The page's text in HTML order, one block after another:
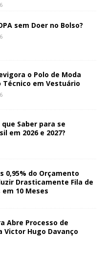
sem Doer no Bolso?
o Polo de Moda
Técnico em Vestuário
que Saber para se
em 2026 e 2027?
0,95% do Orçamento
Drasticamente Fila de
10 Meses
Abre Processo de
Victor Hugo Davanço